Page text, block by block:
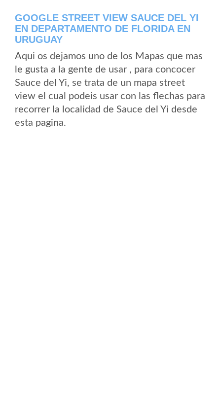
GOOGLE STREET VIEW SAUCE DEL YI
EN DEPARTAMENTO DE FLORIDA EN
URUGUAY
Aqui os dejamos uno de los Mapas que mas
le gusta a la gente de usar , para concocer
Sauce del Yi, se trata de un mapa street
view el cual podeis usar con las flechas para
recorrer la localidad de Sauce del Yi desde
esta pagina.